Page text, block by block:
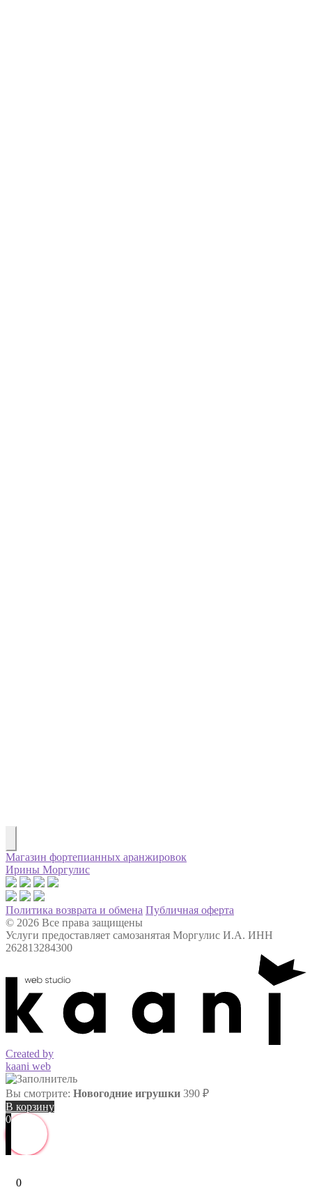
Магазин фортепианных аранжировок
Ирины Моргулис
Политика возврата и обмена Публичная оферта
© 2026 Все права защищены
Услуги предоставляет самозанятая Моргулис И.А. ИНН
262813284300
Created by
kaani web
Вы смотрите: Новогодние игрушки 390 ₽
В корзину
0
0